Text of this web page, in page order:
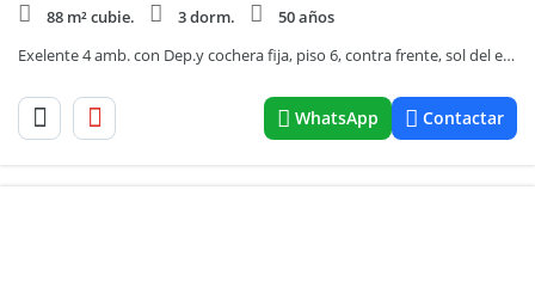
88 m² cubie.
3 dorm.
50 años
Exelente 4 amb. con Dep.y cochera fija, piso 6, contra frente, sol del este
WhatsApp Contactar